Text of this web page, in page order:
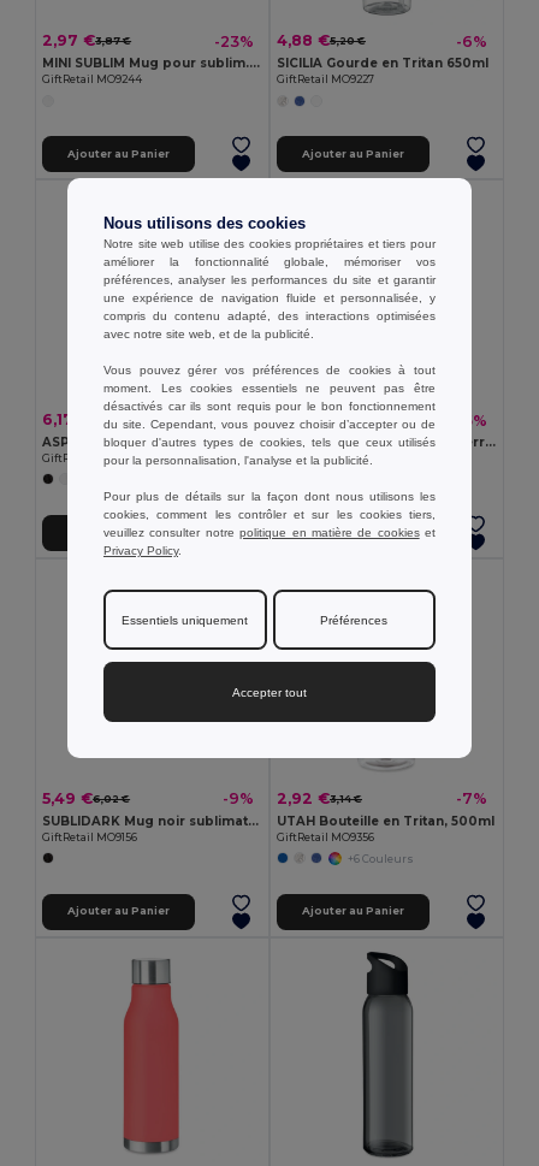
2,97 €3,87 € -23%
MINI SUBLIM Mug pour sublim. 200ml
GiftRetail MO9244
Ajouter au Panier
4,88 €5,20 € -6%
SICILIA Gourde en Tritan 650ml
GiftRetail MO9227
Ajouter au Panier
6,17 € 8,25 € -25%
ASPEN CORK Bouteille double paroi 600 ml
GiftRetail MO6313
Ajouter au Panier
4,14 €4,89 € -15%
ASPEN GLASS Bouteille en verre 650ml
GiftRetail MO9800
Ajouter au Panier
5,49 €6,02 € -9%
SUBLIDARK Mug noir sublimation 300ml
GiftRetail MO9156
Ajouter au Panier
2,92 €3,14 € -7%
UTAH Bouteille en Tritan, 500ml
GiftRetail MO9356
+6 Couleurs
Ajouter au Panier
Nous utilisons des cookies
Notre site web utilise des cookies propriétaires et tiers pour
améliorer la fonctionnalité globale, mémoriser vos
préférences, analyser les performances du site et garantir
une expérience de navigation fluide et personnalisée, y
compris du contenu adapté, des interactions optimisées
avec notre site web, et de la publicité.
Vous pouvez gérer vos préférences de cookies à tout
moment. Les cookies essentiels ne peuvent pas être
désactivés car ils sont requis pour le bon fonctionnement
du site. Cependant, vous pouvez choisir d’accepter ou de
bloquer d'autres types de cookies, tels que ceux utilisés
pour la personnalisation, l'analyse et la publicité.
Pour plus de détails sur la façon dont nous utilisons les
cookies, comment les contrôler et sur les cookies tiers,
veuillez consulter notrepolitique en matière de cookieset
Privacy Policy.
Essentiels uniquement Préférences
Accepter tout